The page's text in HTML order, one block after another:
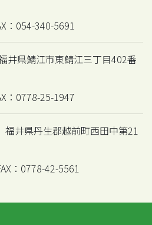
：054-340-5691
井県鯖江市東鯖江三丁目402番
：0778-25-1947
井県丹生郡越前町西田中第21
：0778-42-5561